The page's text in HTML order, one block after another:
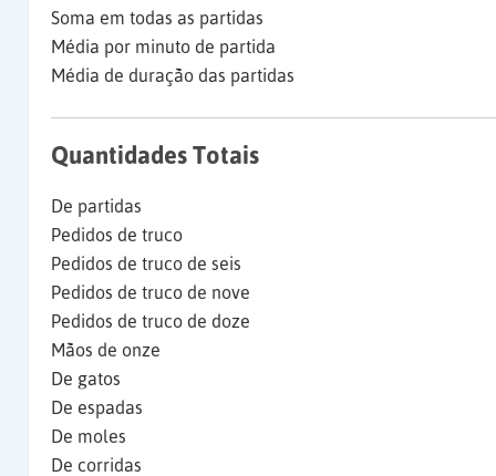
Soma em todas as partidas
Média por minuto de partida
Média de duração das partidas
Quantidades Totais
De partidas
Pedidos de truco
Pedidos de truco de seis
Pedidos de truco de nove
Pedidos de truco de doze
Mãos de onze
De gatos
De espadas
De moles
De corridas